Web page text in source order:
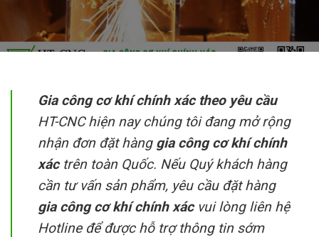
Gia công cơ khí chính xác theo yêu cầu
HT-CNC hiện nay chúng tôi đang mở rộng
nhận đơn đặt hàng gia công cơ khí chính
xáctrên toàn Quốc. Nếu Quý khách hàng
cần tư vấn sản phẩm, yêu cầu đặt hàng
gia công cơ khí chính xácvui lòng liên hệ
Hotline để được hỗ trợ thông tin sớm